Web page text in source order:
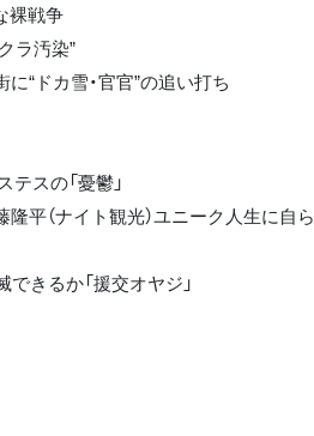
裸戦争
ラ汚染”
“ドカ雪・官官”の追い打ち
スの「憂鬱」
平（ナイト観光）ユニーク人生に自ら
できるか「援交オヤジ」